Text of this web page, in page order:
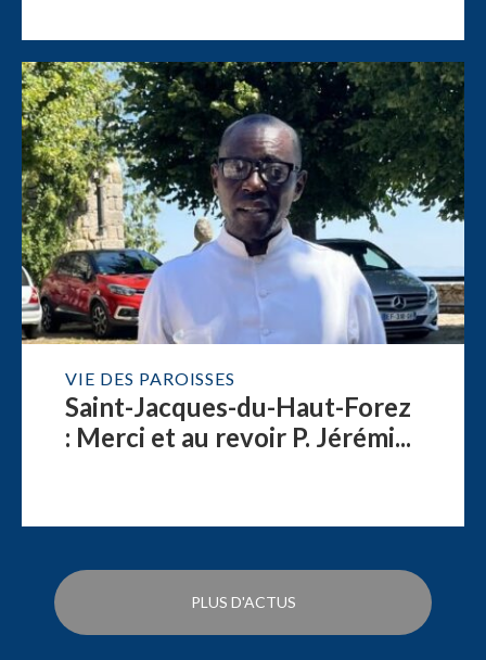
VIE DES PAROISSES
Saint-Jacques-du-Haut-Forez
: Merci et au revoir P. Jérémi...
PLUS D'ACTUS